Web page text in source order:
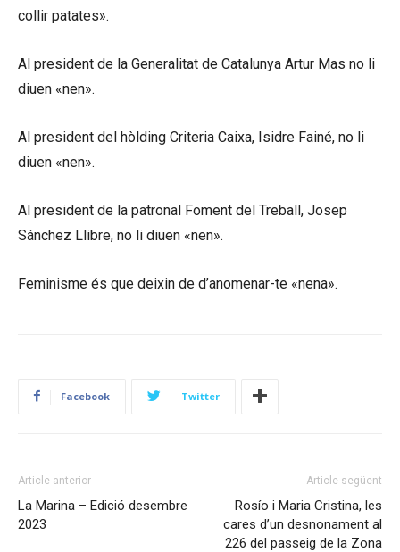
collir patates».
Al president de la Generalitat de Catalunya Artur Mas no li
diuen «nen».
Al president del hòlding Criteria Caixa, Isidre Fainé, no li
diuen «nen».
Al president de la patronal Foment del Treball, Josep
Sánchez Llibre, no li diuen «nen».
Feminisme és que deixin de d’anomenar-te «nena».
Facebook Twitter
Article anterior
La Marina – Edició desembre
2023
Article següent
Rosío i Maria Cristina, les
cares d’un desnonament al
226 del passeig de la Zona